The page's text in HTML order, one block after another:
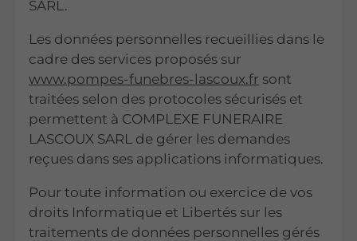
SARL.
Les données personnelles recueillies dans le
cadre des services proposés sur
www.pompes-funebres-lascoux.fr sont
traitées selon des protocoles sécurisés et
permettent à COMPLEXE FUNERAIRE
LASCOUX SARL de gérer les demandes
reçues dans ses applications informatiques.
Pour toute information ou exercice de vos
droits Informatique et Libertés sur les
traitements de données personnelles gérés